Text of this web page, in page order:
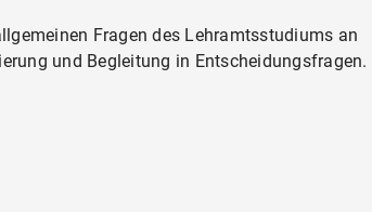
Fragen des Lehramtsstudiums an
und Begleitung in Entscheidungsfragen.